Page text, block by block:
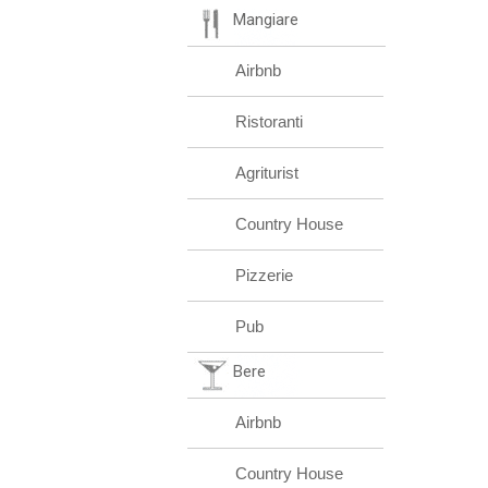
Mangiare
Airbnb
Ristoranti
Agriturist
Country House
Pizzerie
Pub
Bere
Airbnb
Country House